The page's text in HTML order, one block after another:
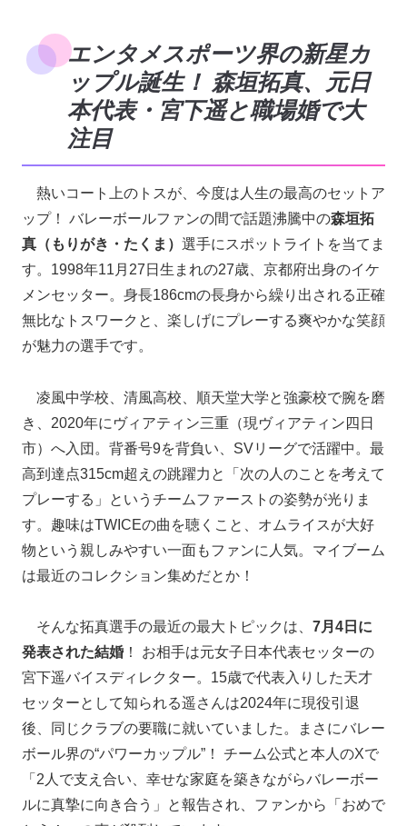
エンタメスポーツ界の新星カ
ップル誕生！ 森垣拓真、元日
本代表・宮下遥と職場婚で大
注目
熱いコート上のトスが、今度は人生の最高のセットア
ップ！ バレーボールファンの間で話題沸騰中の森垣拓
真（もりがき・たくま） 選手にスポットライトを当てま
す。1998年11月27日生まれの27歳、京都府出身のイケ
メンセッター。身長186cmの長身から繰り出される正確
無比なトスワークと、楽しげにプレーする爽やかな笑顔
が魅力の選手です。
凌風中学校、清風高校、順天堂大学と強豪校で腕を磨
き、2020年にヴィアティン三重（現ヴィアティン四日
市）へ入団。背番号9を背負い、SVリーグで活躍中。最
高到達点315cm超えの跳躍力と「次の人のことを考えて
プレーする」というチームファーストの姿勢が光りま
す。趣味はTWICEの曲を聴くこと、オムライスが大好
物という親しみやすい一面もファンに人気。マイブーム
は最近のコレクション集めだとか！
そんな拓真選手の最近の最大トピックは、 7月4日に
発表された結婚 ！ お相手は元女子日本代表セッターの
宮下遥バイスディレクター。15歳で代表入りした天才
セッターとして知られる遥さんは2024年に現役引退
後、同じクラブの要職に就いていました。まさにバレー
ボール界の“パワーカップル”！ チーム公式と本人のXで
「2人で支え合い、幸せな家庭を築きながらバレーボー
ルに真摯に向き合う」と報告され、ファンから「おめで